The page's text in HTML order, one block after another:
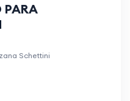
Schettini